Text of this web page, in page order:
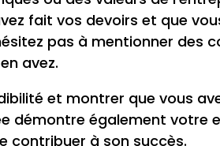
fait vos devoirs et que
pas à mentionner des
avez.
et montrer que vous
démontre également votre
contribuer à son succès.